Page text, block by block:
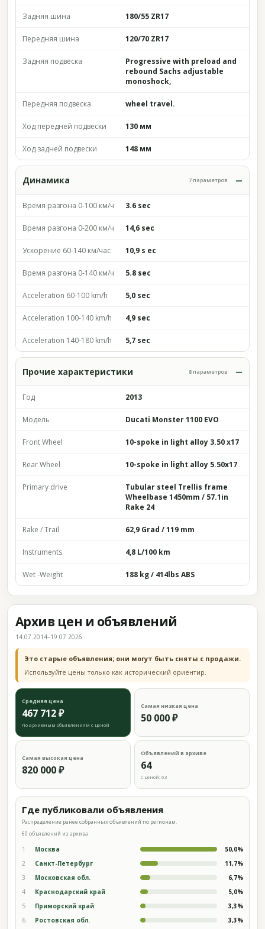
Задняя шина 180/55 ZR17
Передняя шина 120/70 ZR17
Задняя подвеска
Progressive with preload and
rebound Sachs adjustable
monoshock,
Передняя подвеска wheel travel.
Ход передней подвески 130 мм
Ход задней подвески 148 мм
Динамика 7 параметров
Время разгона 0-100 км/ч 3.6 sec
Время разгона 0-200 км/ч 14,6 sec
Ускорение 60-140 км/час 10,9 s ec
Время разгона 0-140 км/ч 5.8 sec
Acceleration 60-100 km/h 5,0 sec
Acceleration 100-140 km/h 4,9 sec
Acceleration 140-180 km/h 5,7 sec
Прочие характеристики 8 параметров
Год 2013
Модель Ducati Monster 1100 EVO
Front Wheel 10-spoke in light alloy 3.50 x17
Rear Wheel 10-spoke in light alloy 5.50x17
Primary drive
Tubular steel Trellis frame
Wheelbase 1450mm / 57.1in
Rake 24
Rake / Trail 62,9 Grad / 119 mm
Instruments 4,8 L/100 km
Wet -Weight 188 kg / 414lbs ABS
Архив цен и объявлений
14.07.2014–19.07.2026
Это старые объявления; они могут быть сняты с продажи.
Используйте цены только как исторический ориентир.
Средняя цена
467 712 ₽
по архивным объявлениям с ценой
Самая низкая цена
50 000 ₽
Самая высокая цена
820 000 ₽
Объявлений в архиве
64
с ценой: 63
Где публиковали объявления
Распределение ранее собранных объявлений по регионам.
60 объявлений из архива
1 Москва 50,0%
2 Санкт-Петербург 11,7%
3 Московская обл. 6,7%
4 Краснодарский край 5,0%
5 Приморский край 3,3%
6 Ростовская обл. 3,3%